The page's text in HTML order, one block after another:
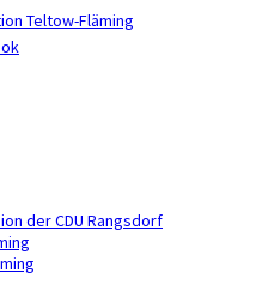
der CDU Rangsdorf